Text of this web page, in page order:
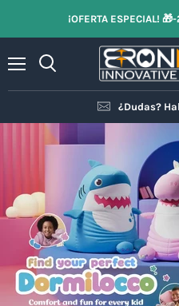
¡OFERTA ESPECIAL!
¿Dudas?